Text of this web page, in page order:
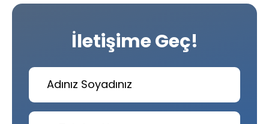
İletişime Geç!